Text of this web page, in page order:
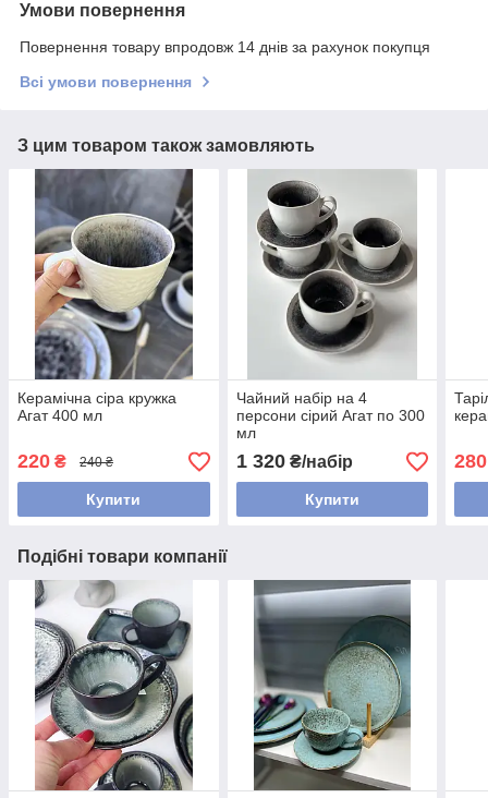
Умови повернення
Повернення товару впродовж 14 днів за рахунок покупця
Всі умови повернення
З цим товаром також замовляють
Керамічна сіра кружка
Агат 400 мл
220 ₴ 240 ₴
Купити
Чайний набір на 4
персони сірий Агат по 300
мл
1 320₴/набір
Купити
280
Подібні товари компанії